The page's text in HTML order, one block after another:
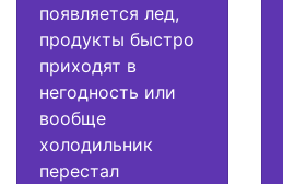
появляется лед,
продукты быстро
приходят в
негодность или
вообще
холодильник
перестал